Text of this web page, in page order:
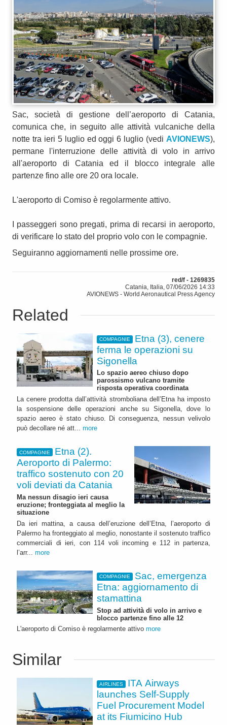
Sac, società di gestione dell’aeroporto di Catania,
comunica che, in seguito alle attività vulcaniche della
notte tra ieri 5 luglio ed oggi 6 luglio (vedi AVIONEWS),
permane l'interruzione delle attività di volo in arrivo
all'aeroporto di Catania ed il blocco integrale alle
partenze fino alle ore 20 ora locale.
L'aeroporto di Comiso è regolarmente attivo.
I passeggeri sono pregati, prima di recarsi in aeroporto,
di verificare lo stato del proprio volo con le compagnie.
Seguiranno aggiornamenti nelle prossime ore.
red/f - 1269835
Catania, Italia, 07/06/2026 14:33
AVIONEWS - World Aeronautical Press Agency
Related
COMPAGNIE
Etna (3), cenere
ferma le operazioni su
Sigonella
Lo spazio aereo chiuso dopo
parossismo vulcano tramite
risposta operativa coordinata
La cenere prodotta dall’attività stromboliana dell’Etna ha imposto
la sospensione delle operazioni anche su Sigonella, dove lo
spazio aereo è stato chiuso. Di conseguenza, nessun velivolo
può decollare né att... more
COMPAGNIE
Etna (2).
Aeroporto di Palermo:
traffico sostenuto con 20
voli deviati da Catania
Ma nessun disagio ieri causa
eruzione; fronteggiata al meglio la
situazione
Da ieri mattina, a causa dell’eruzione dell’Etna, l’aeroporto di
Palermo ha fronteggiato al meglio, nonostante il sostenuto traffico
commerciali di ieri, con 114 voli incoming e 112 in partenza,
l’arr... more
COMPAGNIE
Sac, emergenza
Etna: aggiornamento di
stamattina
Stop ad attività di volo in arrivo e
blocco partenze fino alle 12
L'aeroporto di Comiso è regolarmente attivo more
Similar
AIRLINES
ITA Airways
launches Self-Supply
Fuel Procurement Model
at its Fiumicino Hub